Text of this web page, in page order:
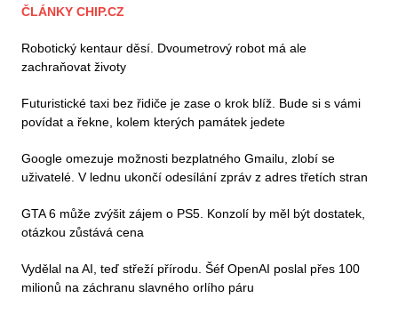
ČLÁNKY CHIP.CZ
Robotický kentaur děsí. Dvoumetrový robot má ale
zachraňovat životy
Futuristické taxi bez řidiče je zase o krok blíž. Bude si s vámi
povídat a řekne, kolem kterých památek jedete
Google omezuje možnosti bezplatného Gmailu, zlobí se
uživatelé. V lednu ukončí odesílání zpráv z adres třetích stran
GTA 6 může zvýšit zájem o PS5. Konzolí by měl být dostatek,
otázkou zůstává cena
Vydělal na AI, teď střeží přírodu. Šéf OpenAI poslal přes 100
milionů na záchranu slavného orlího páru